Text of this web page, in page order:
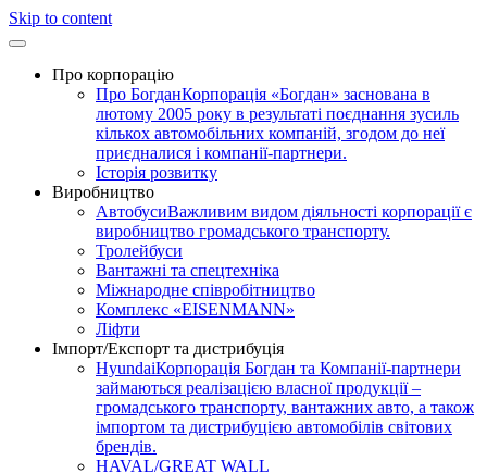
Skip to content
Про корпорацію
Про БогданКорпорація «Богдан» заснована в
лютому 2005 року в результаті поєднання зусиль
кількох автомобільних компаній, згодом до неї
приєдналися і компанії-партнери.
Історія розвитку
Виробництво
АвтобусиВажливим видом діяльності корпорації є
виробництво громадського транспорту.
Тролейбуси
Вантажні та спецтехніка
Міжнародне співробітництво
Комплекс «EISENMANN»
Ліфти
Імпорт/Експорт та дистрибуція
HyundaiКорпорація Богдан та Компанії-партнери
займаються реалізацією власної продукції –
громадського транспорту, вантажних авто, а також
імпортом та дистрибуцією автомобілів світових
брендів.
HAVAL/GREAT WALL